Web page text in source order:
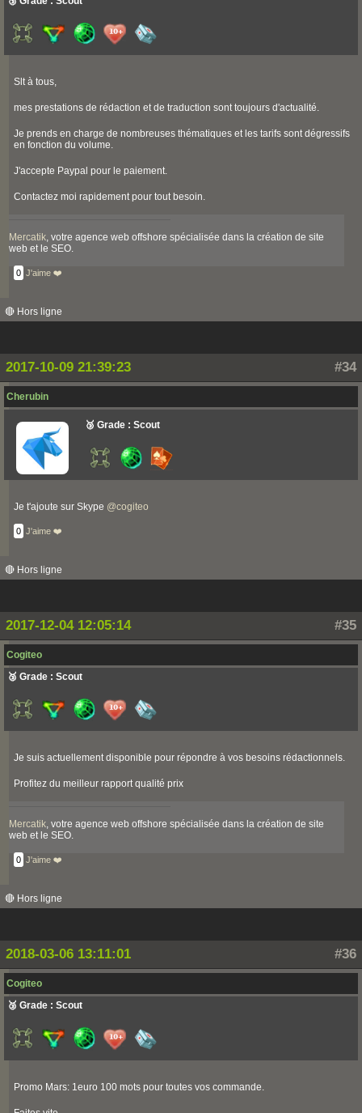
Slt à tous,
mes prestations de rédaction et de traduction sont toujours d'actualité.
Je prends en charge de nombreuses thématiques et les tarifs sont dégressifs
en fonction du volume.
J'accepte Paypal pour le paiement.
Contactez moi rapidement pour tout besoin.
Mercatik, votre agence web offshore spécialisée dans la création de site
web et le SEO.
0 J'aime ❤️
🔴 Hors ligne
#34
2017-10-09 21:39:23
Cherubin
🥉 Grade : Scout
Je t'ajoute sur Skype @cogiteo
0 J'aime ❤️
🔴 Hors ligne
#35
2017-12-04 12:05:14
Cogiteo
🥉 Grade : Scout
Je suis actuellement disponible pour répondre à vos besoins rédactionnels.
Profitez du meilleur rapport qualité prix
Mercatik, votre agence web offshore spécialisée dans la création de site
web et le SEO.
0 J'aime ❤️
🔴 Hors ligne
#36
2018-03-06 13:11:01
Cogiteo
🥉 Grade : Scout
Promo Mars: 1euro 100 mots pour toutes vos commande.